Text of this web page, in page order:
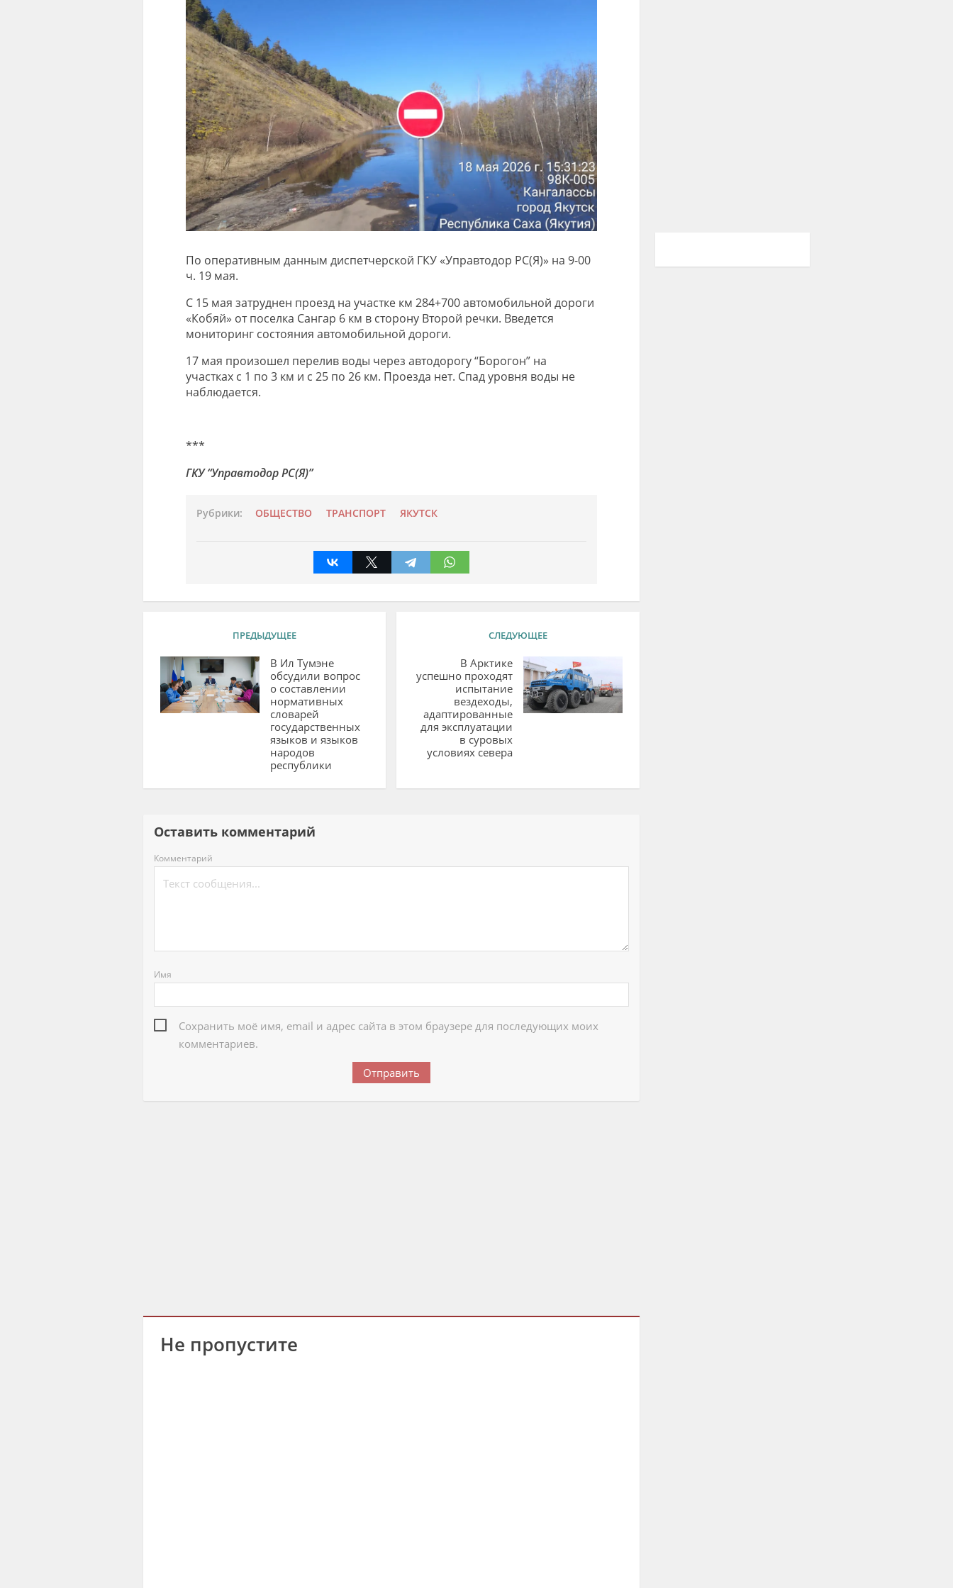
По оперативным данным диспетчерской ГКУ «Управтодор РС(Я)» на 9-00
ч. 19 мая.
С 15 мая затруднен проезд на участке км 284+700 автомобильной дороги
«Кобяй» от поселка Сангар 6 км в сторону Второй речки. Введется
мониторинг состояния автомобильной дороги.
17 мая произошел перелив воды через автодорогу “Борогон” на
участках с 1 по 3 км и с 25 по 26 км. Проезда нет. Спад уровня воды не
наблюдается.
***
ГКУ “Управтодор РС(Я)”
Рубрики: ОБЩЕСТВО ТРАНСПОРТ ЯКУТСК
ПРЕДЫДУЩЕЕ
В Ил Тумэне
обсудили вопрос
о составлении
нормативных
словарей
государственных
языков и языков
народов
республики
СЛЕДУЮЩЕЕ
В Арктике
успешно проходят
испытание
вездеходы,
адаптированные
для эксплуатации
в суровых
условиях севера
Оставить комментарий
Комментарий
Имя
Сохранить моё имя, email и адрес сайта в этом браузере для последующих моих
комментариев.
Не пропустите